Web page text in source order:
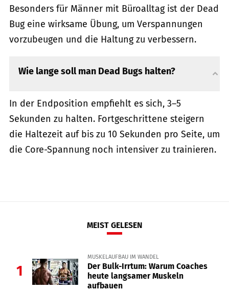
Besonders für Männer mit Büroalltag ist der Dead
Bug eine wirksame Übung, um Verspannungen
vorzubeugen und die Haltung zu verbessern.
Wie lange soll man Dead Bugs halten?
In der Endposition empfiehlt es sich, 3–5
Sekunden zu halten. Fortgeschrittene steigern
die Haltezeit auf bis zu 10 Sekunden pro Seite, um
die Core-Spannung noch intensiver zu trainieren.
MEIST GELESEN
1
MUSKELAUFBAU IM WANDEL
Der Bulk-Irrtum: Warum Coaches
heute langsamer Muskeln
aufbauen